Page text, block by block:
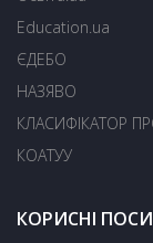
Education.ua
ЄДЕБО
НАЗЯВО
КЛАСИФІКАТОР
КОАТУУ
КОРИСНІ